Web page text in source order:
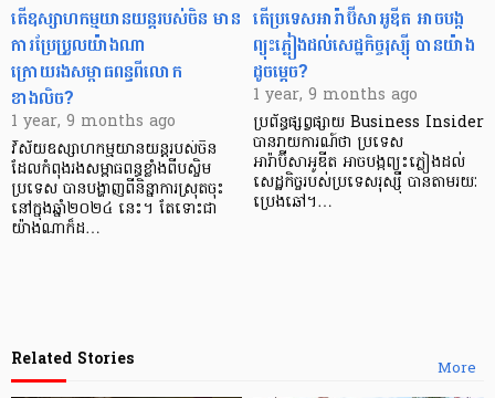
តើឧស្សាហកម្មយានយន្តរបស់ចិន មាន
ការប្រែប្រួលយ៉ាងណា
ក្រោយរងសម្ពាធពន្ធពីលោក
ខាងលិច?
1 year, 9 months ago
វិស័យឧស្សាហកម្មយានយន្តរបស់ចិន
ដែលកំពុងរងសម្ពាធពន្ធខ្លាំងពីបស្ចិម
ប្រទេស បានបង្ហាញពីនិន្នាការស្រុតចុះ
នៅក្នុងឆ្នាំ២០២៤ នេះ។ តែទោះជា
យ៉ាងណាក៏ដ…
តើប្រទេសអារ៉ាប៊ីសាអូឌីត អាចបង្ក
ព្យុះភ្លៀងដល់សេដ្ឋកិច្ចរុស្ស៊ី បានយ៉ាង
ដូចម្ដេច?
1 year, 9 months ago
ប្រព័ន្ធផ្សព្វផ្សាយ Business Insider
បានរាយការណ៍ថា ប្រទេស
អារ៉ាប៊ីសាអូឌីត អាចបង្កព្យុះភ្លៀងដល់
សេដ្ឋកិច្ចរបស់ប្រទេសរុស្ស៊ី បានតាមរយៈ
ប្រេងឆៅ។…
More
Related Stories